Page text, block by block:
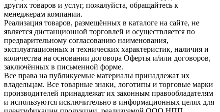
других товаров и услуг, пожалуйста, обращайтесь к
менеджерам компании.
Реализация товаров, размещённых в каталоге на сайте, не
является дистанционной торговлей и осуществляется по
предварительному согласованию наименования,
эксплуатационных и технических характеристик, наличия и
количества на основании договора Оферты и/или договоров,
заключённых в письменной форме.
Все права на публикуемые материалы принадлежат их
владельцам. Все товарные знаки, логотипы и торговые марки
производителей принадлежат их законным правообладателям
и используются исключительно в информационных целях для